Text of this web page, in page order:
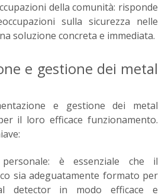
della comunità: risponde
sulla sicurezza nelle
soluzione concreta e immediata.
e gestione dei metal
e gestione dei metal
il loro efficace funzionamento.
è essenziale che il
sia adeguatamente formato per
detector in modo efficace e